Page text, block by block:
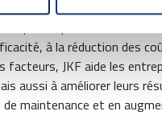
par l'importance accordée
à la réduction des
facteurs, JKF aide les
aussi à améliorer leurs
maintenance et en